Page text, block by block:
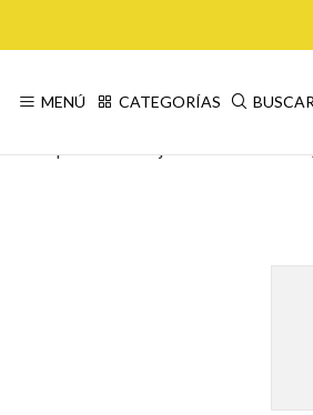
MENÚ CATEGORÍAS BUSCAR